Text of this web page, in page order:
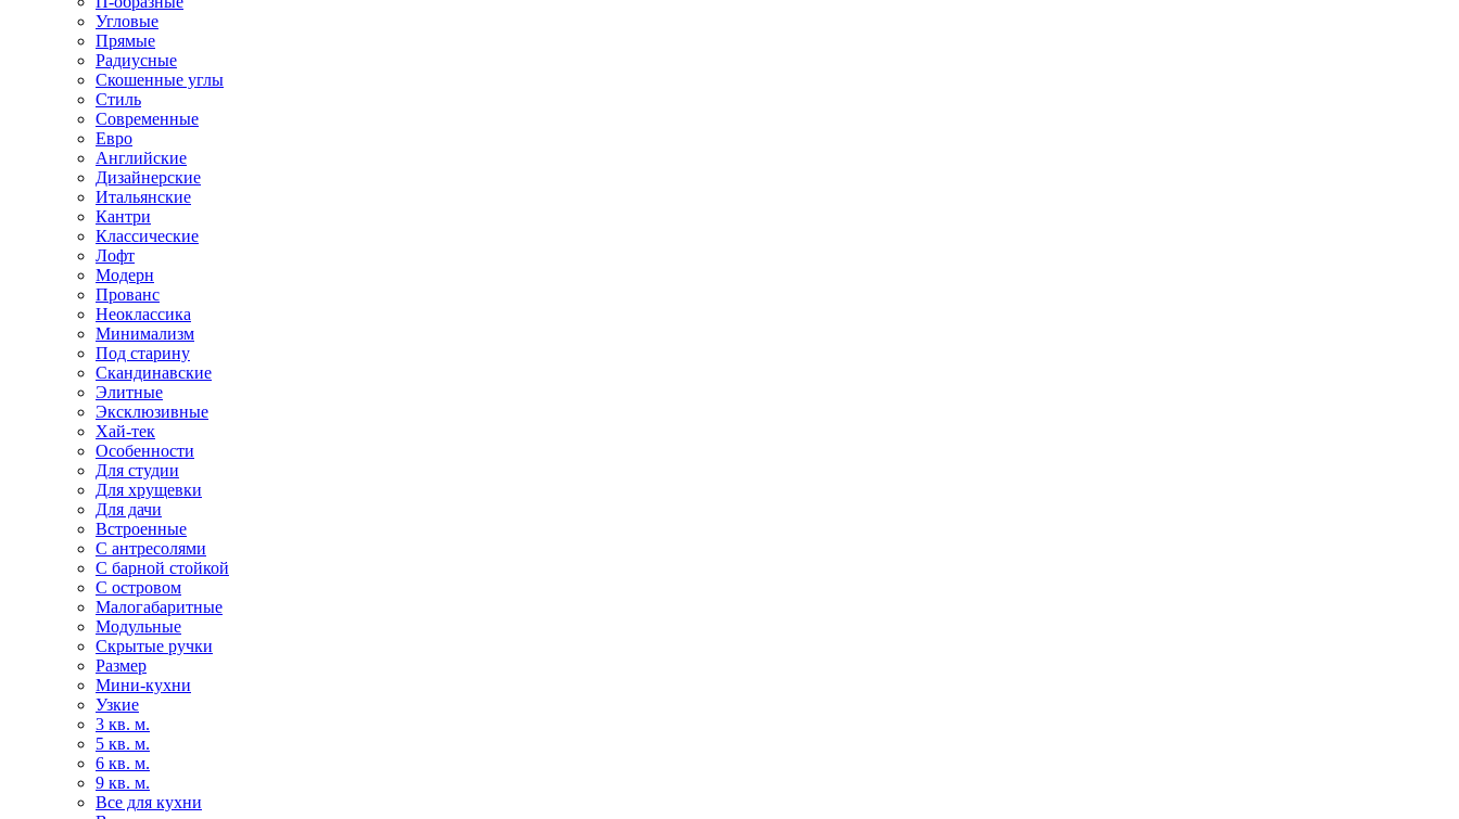
Угловые
Прямые
Радиусные
Скошенные углы
Стиль
Современные
Евро
Английские
Дизайнерские
Итальянские
Кантри
Классические
Лофт
Модерн
Прованс
Неоклассика
Минимализм
Под старину
Скандинавские
Элитные
Эксклюзивные
Хай-тек
Особенности
Для студии
Для хрущевки
Для дачи
Встроенные
С антресолями
С барной стойкой
С островом
Малогабаритные
Модульные
Скрытые ручки
Размер
Мини-кухни
Узкие
3 кв. м.
5 кв. м.
6 кв. м.
9 кв. м.
Все для кухни